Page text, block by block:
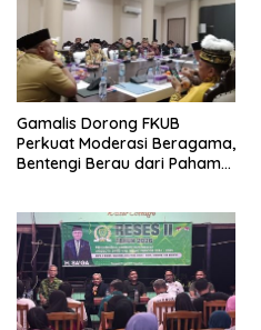
Gamalis Dorong FKUB
Perkuat Moderasi Beragama,
Bentengi Berau dari Paham